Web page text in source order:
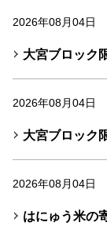
2026年08月04日
大宮ブロッ
2026年08月04日
大宮ブロック
2026年08月04日
はにゅう米の